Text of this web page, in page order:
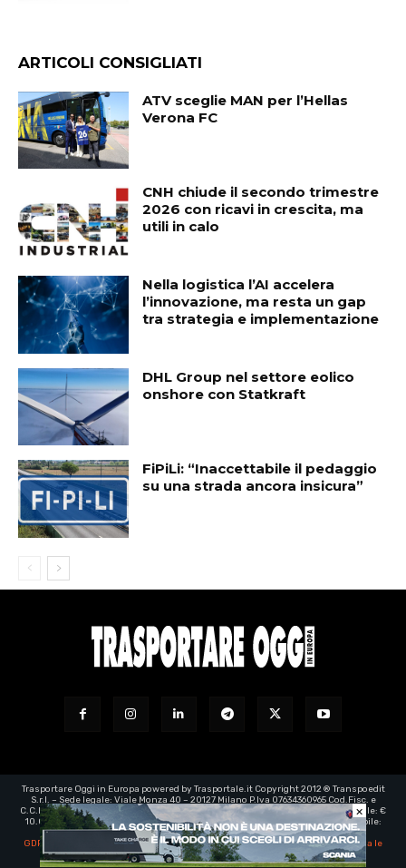
ARTICOLI CONSIGLIATI
ATV sceglie MAN per l’Hellas
Verona FC
CNH chiude il secondo trimestre
2026 con ricavi in crescita, ma
utili in calo
Nella logistica l’AI accelera
l’innovazione, ma resta un gap
tra strategia e implementazione
DHL Group nel settore eolico
onshore con Statkraft
FiPiLi: “Inaccettabile il pedaggio
su una strada ancora insicura”
Trasportare Oggi in Europa powered by Trasportale.it Copyright 2012 ® Transpoedit
S.r.l. – Sede legale: Viale Monza 40 – 20127 Milano P.Iva 07634360965 Cod.Fisc. e
C.C.I.A.A. Milano registro imprese: 07634360965 – Rea n° 1973199 - Capitale Sociale: €
10.000,00 – e-mail certificata:transpoedit@legalmail.it- Direttore responsabile:
Luca Barassi
GDPR | EU Regolamento generale sulla protezione dei dati personali-Aggiorna le
impostazioni di tracciamento della pubblicità
×